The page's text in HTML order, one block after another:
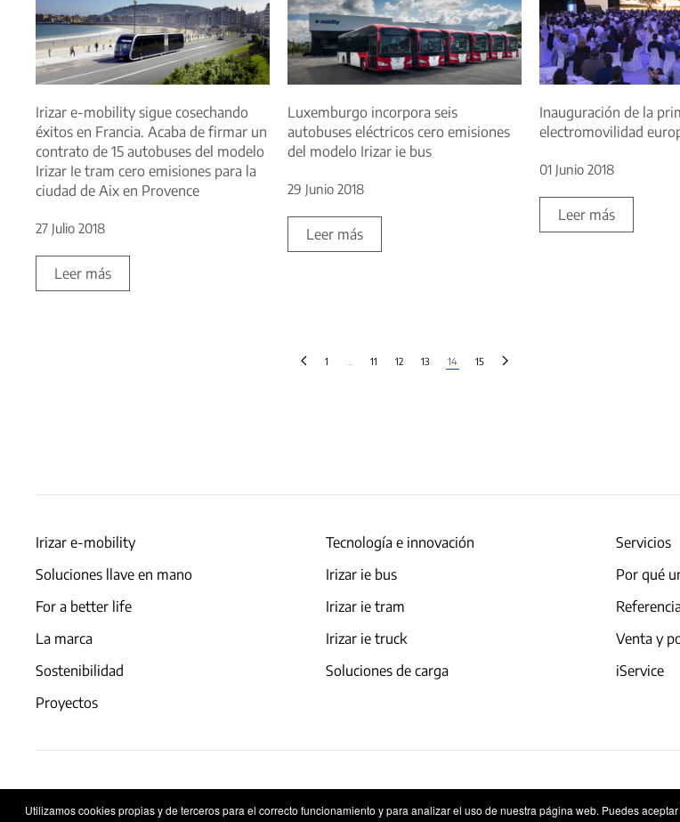
Utilizamos cookies propias y de terceros para el correcto funcionamiento y para analizar el uso de nuestra página web. Puedes
Irizar e-mobility sigue cosechando
éxitos en Francia. Acaba de firmar un
contrato de 15 autobuses del modelo
Irizar Ie tram cero emisiones para la
ciudad de Aix en Provence
27 Julio 2018
Leer más
Luxemburgo incorpora seis
autobuses eléctricos cero emisiones
del modelo Irizar ie bus
29 Junio 2018
Leer más
Inauguración de la
electromovilidad
01 Junio 2018
Leer más
1 11 12 13 14 15
Irizar e-mobility
Soluciones llave en mano
For a better life
La marca
Sostenibilidad
Proyectos
Tecnología e innovación
Irizar ie bus
Irizar ie tram
Irizar ie truck
Soluciones de carga
Servicios
Por qué
Venta y
iService